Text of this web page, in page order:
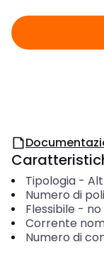
Tipologia-
Numero di poli
Flessibile - no
Corrente
Numero di